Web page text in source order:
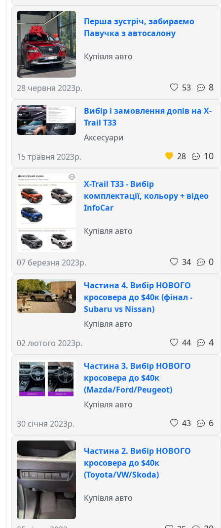
Перша зустріч, забираємо
Павучка з автосалону
28 червня 2023р.
Купівля авто
53 8
Вибір і замовлення допів на X-
Trail T33
15 травня 2023р.
Аксесуари
28
10
X-Trail T33 - Вибір
комплектації, кольору + відео
InfoCar
07 березня 2023р.
Купівля авто
34 0
Частина 4. Вибір НОВОГО
кросовера до $40к (фінал -
Subaru vs Nissan)
02 лютого 2023р.
Купівля авто
44
4
Частина 3. Вибір НОВОГО
кросовера до $40к
(Mazda/Ford/Peugeot)
30 січня 2023р.
Купівля авто
43
6
Частина 2. Вибір НОВОГО
кросовера до $40к
(Toyota/VW/Skoda)
Купівля авто